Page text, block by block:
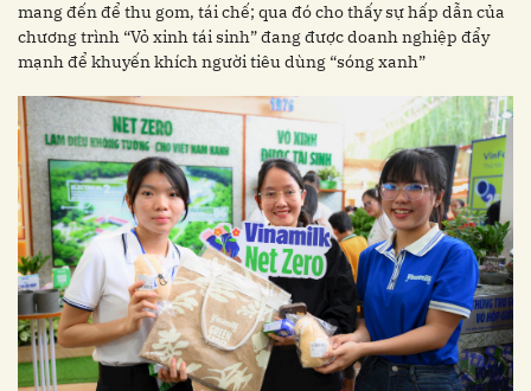
mang đến để thu gom, tái chế; qua đó cho thấy sự hấp dẫn của
chương trình “Vỏ xinh tái sinh” đang được doanh nghiệp đẩy
mạnh để khuyến khích người tiêu dùng “sóng xanh”